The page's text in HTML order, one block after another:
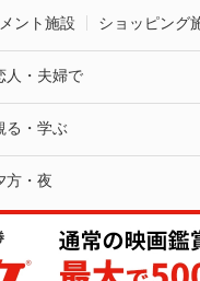
ント施設 ショッピング
人・夫婦で
る・学ぶ
方・夜